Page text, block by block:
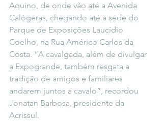
Aquino, de onde vão até a Avenida
Calógeras, chegando até a sede do
Parque de Exposições Laucídio
Coelho, na Rua Américo Carlos da
Costa. “A cavalgada, além de divulgar
a Expogrande, também resgata a
tradição de amigos e familiares
andarem juntos a cavalo”, recordou
Jonatan Barbosa, presidente da
Acrissul.